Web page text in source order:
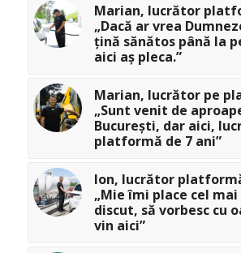
Marian, lucrător
„Dacă ar vrea
țină sănătos până la
aici aș pleca.”
Marian, lucrător pe
„Sunt venit de
București, dar aici,
platformă de 7 ani”
Ion, lucrător
„Mie îmi place cel
discut, să vorbesc cu
vin aici”